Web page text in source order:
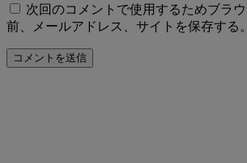
次回のコメントで使用するためブラ
前、メールアドレス、サイトを保存する。